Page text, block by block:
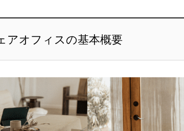
アオフィスの基本概要